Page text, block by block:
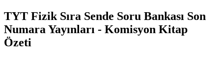
TYT Fizik Sıra Sende Soru Bankası Son
Numara Yayınları - Komisyon Kitap
Özeti